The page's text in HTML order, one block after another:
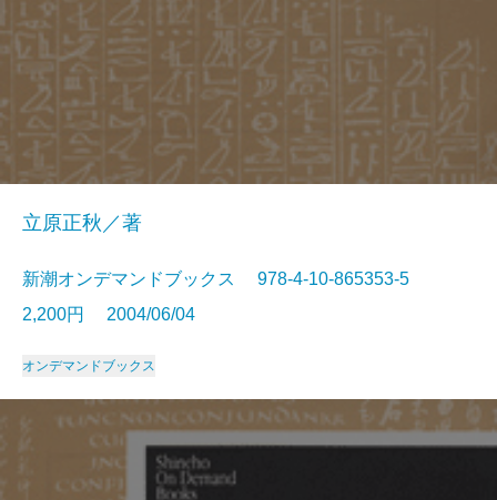
立原正秋／著
新潮オンデマンドブックス 978-4-10-865353-5
2,200円 2004/06/04
オンデマンドブックス